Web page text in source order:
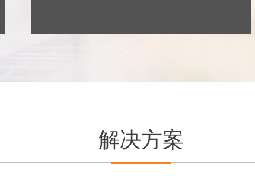
解决方案